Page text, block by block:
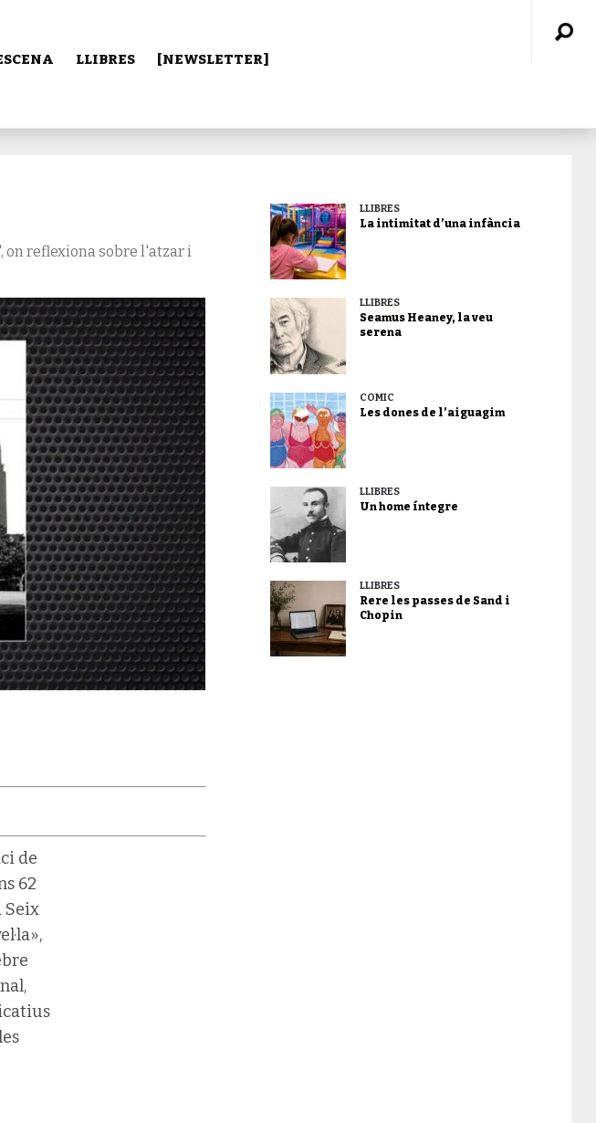
LLIBRES [NEWSLETTER]
on reflexiona sobre l'atzar i
de
62
Seix
LLIBRES
La intimitat d’una infància
LLIBRES
Seamus Heaney, la veu
serena
CÒMIC
Les dones de l’aiguagim
LLIBRES
Un home íntegre
LLIBRES
Rere les passes de Sand i
Chopin